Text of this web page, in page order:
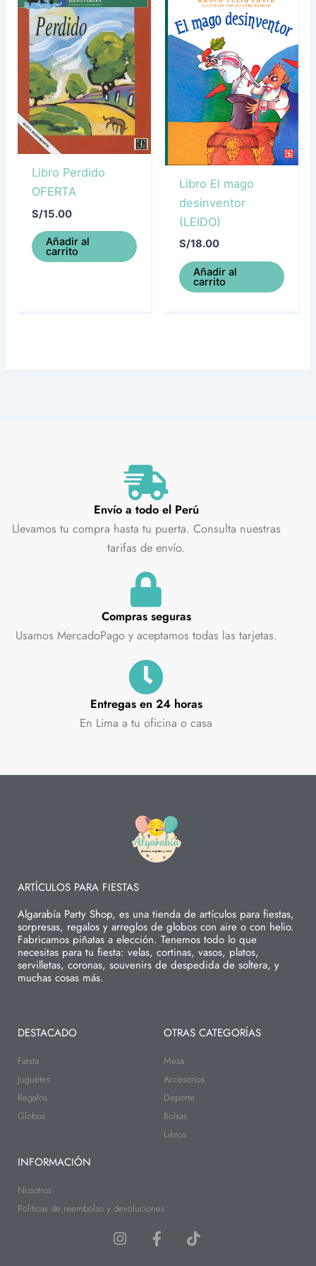
Libro Perdido
OFERTA
S/15.00
Añadir al
carrito
Libro El mago
desinventor
(LEIDO)
S/18.00
Añadir al
carrito
Envío a todo el Perú
Llevamos tu compra hasta tu puerta. Consulta nuestras
tarifas de envío.
Compras seguras
Usamos MercadoPago y aceptamos todas las tarjetas.
Entregas en 24 horas
En Lima a tu oficina o casa
ARTÍCULOS PARA FIESTAS
Algarabía Party Shop, es una tienda de artículos para fiestas,
sorpresas, regalos y arreglos de globos con aire o con helio.
Fabricamos piñatas a elección. Tenemos todo lo que
necesitas para tu fiesta: velas, cortinas, vasos, platos,
servilletas, coronas, souvenirs de despedida de soltera, y
muchas cosas más.
DESTACADO
Fiesta
Juguetes
Regalos
Globos
OTRAS CATEGORÍAS
Mesa
Accesorios
Deporte
Bolsas
Libros
INFORMACIÓN
Nosotros
Politicas de reembolso y devoluciones
I
F
a
T
i